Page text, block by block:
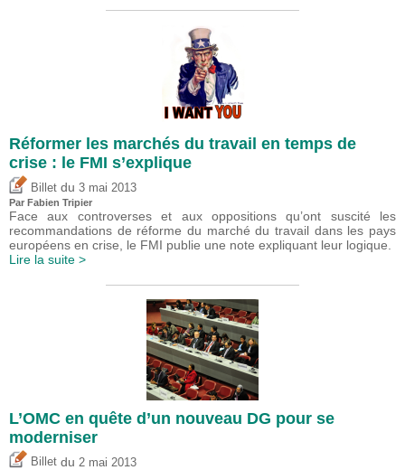
Réformer les marchés du travail en temps de
crise : le FMI s’explique
Billet du 3 mai 2013
Par Fabien Tripier
Face aux controverses et aux oppositions qu’ont suscité les
recommandations de réforme du marché du travail dans les pays
européens en crise, le FMI publie une note expliquant leur logique.
Lire la suite >
L’OMC en quête d’un nouveau DG pour se
moderniser
Billet du 2 mai 2013